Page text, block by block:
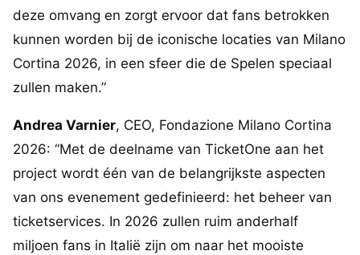
deze omvang en zorgt ervoor dat fans betrokken
kunnen worden bij de iconische locaties van Milano
Cortina 2026, in een sfeer die de Spelen speciaal
zullen maken.”
Andrea Varnier, CEO, Fondazione Milano Cortina
2026: “Met de deelname van TicketOne aan het
project wordt één van de belangrijkste aspecten
van ons evenement gedefinieerd: het beheer van
ticketservices. In 2026 zullen ruim anderhalf
miljoen fans in Italië zijn om naar het mooiste